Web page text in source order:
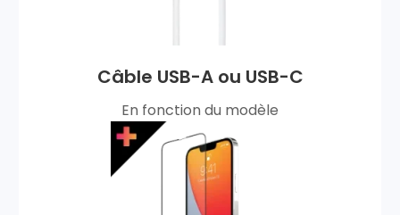
Câble USB-A ou USB-C
En fonction du modèle